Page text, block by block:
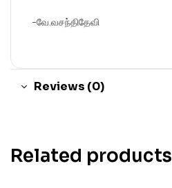
-வே.வசந்திதேவி
Reviews (0)
Related products